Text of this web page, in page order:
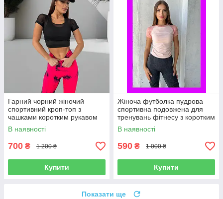
Гарний чорний жіночий
спортивний кроп-топ з
чашками коротким рукавом
Укорочена футболка для
фітнесу та спорта сітка
В наявності
700 ₴ 1 200 ₴
Купити
Жіноча футболка пудрова
спортивна подовжена для
тренувань фітнесу з коротким
рукавом якісна
В наявності
590 ₴ 1 000 ₴
Купити
Показати ще